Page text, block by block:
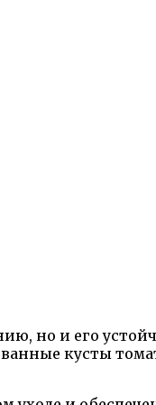
но и его
кусты